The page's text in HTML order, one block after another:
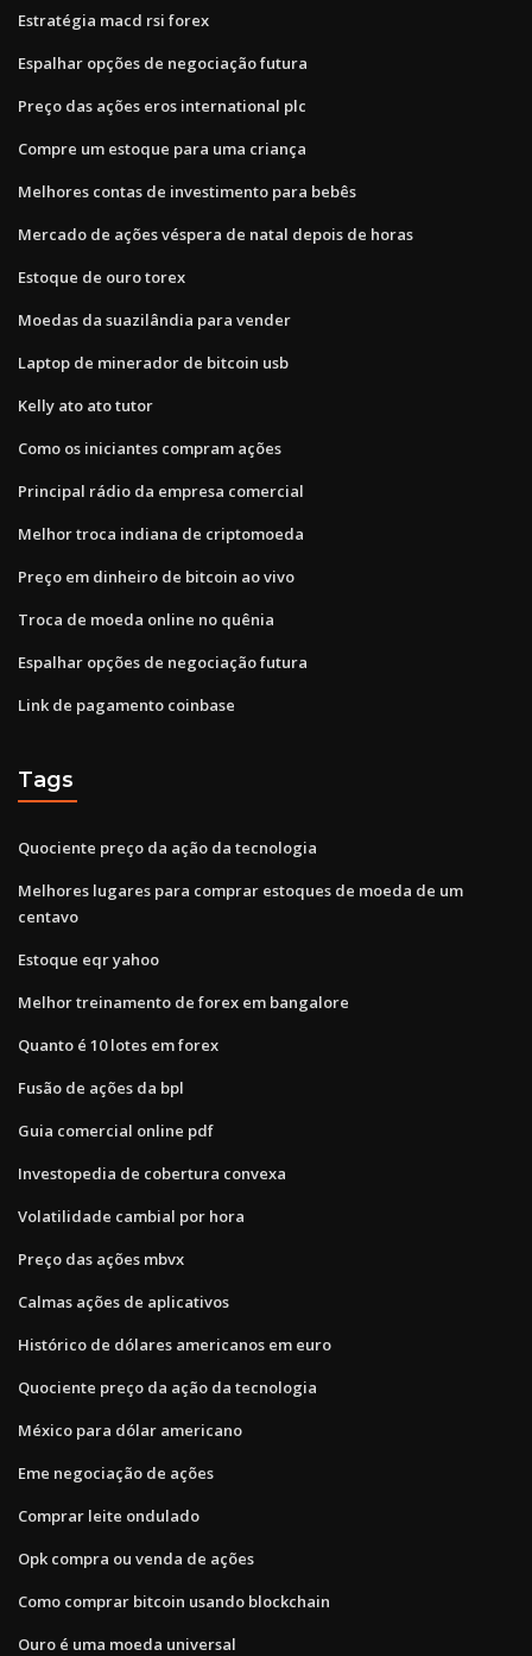
Estratégia macd rsi forex
Espalhar opções de negociação futura
Preço das ações eros international plc
Compre um estoque para uma criança
Melhores contas de investimento para bebês
Mercado de ações véspera de natal depois de horas
Estoque de ouro torex
Moedas da suazilândia para vender
Laptop de minerador de bitcoin usb
Kelly ato ato tutor
Como os iniciantes compram ações
Principal rádio da empresa comercial
Melhor troca indiana de criptomoeda
Preço em dinheiro de bitcoin ao vivo
Troca de moeda online no quênia
Espalhar opções de negociação futura
Link de pagamento coinbase
Tags
Quociente preço da ação da tecnologia
Melhores lugares para comprar estoques de moeda de um
centavo
Estoque eqr yahoo
Melhor treinamento de forex em bangalore
Quanto é 10 lotes em forex
Fusão de ações da bpl
Guia comercial online pdf
Investopedia de cobertura convexa
Volatilidade cambial por hora
Preço das ações mbvx
Calmas ações de aplicativos
Histórico de dólares americanos em euro
Quociente preço da ação da tecnologia
México para dólar americano
Eme negociação de ações
Comprar leite ondulado
Opk compra ou venda de ações
Como comprar bitcoin usando blockchain
Ouro é uma moeda universal